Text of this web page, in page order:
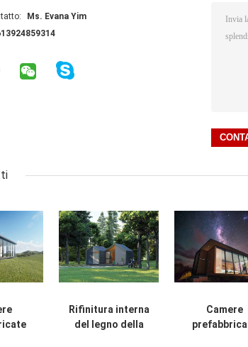
Ms. Evana Yim
Rifinitura interna
del legno della
Camere